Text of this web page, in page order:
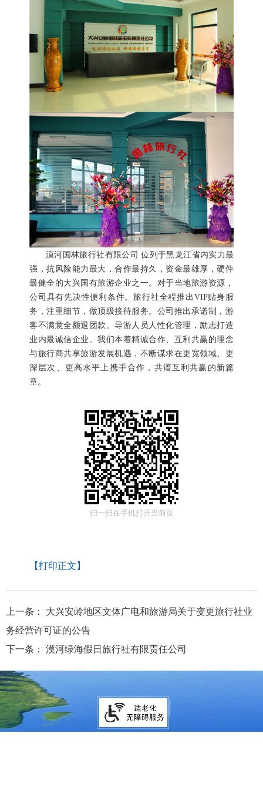
漠河国林旅行社有限公司 位列于黑龙江省内实力最
强，抗风险能力最大，合作最持久，资金最雄厚，硬件
最健全的大兴国有旅游企业之一。对于当地旅游资源，
公司具有先决性便利条件。旅行社全程推出 VIP贴身服
务，注重细节，做顶级接待服务。公司推出承诺制，游
客不满意全额退团款。导游人员人性化管理，励志打造
业内最诚信企业。我们本着精诚合作、互利共赢的理念
与旅行商共享旅游发展机遇，不断谋求在更宽领域、更
深层次、更高水平上携手合作，共谱互利共赢的新篇
章。
扫一扫在手机打开当前页
【打印正文】
上一条：
大兴安岭地区文体广电和旅游局关于变更旅行社业
务经营许可证的公告
下一条：
漠河绿海假日旅行社有限责任公司